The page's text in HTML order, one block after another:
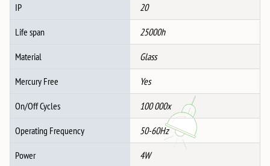
IP 20
Life span 25000h
Material Glass
Mercury Free Yes
On/Off Cycles 100 000x
Operating Frequency 50-60Hz
Power 4W